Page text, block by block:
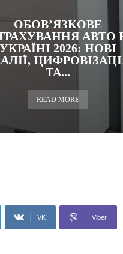
ОБОВ’ЯЗКОВЕ
АВТО
УКРАЇНІ 2026: НОВІ
ТА...
READ MORE
VK Viber